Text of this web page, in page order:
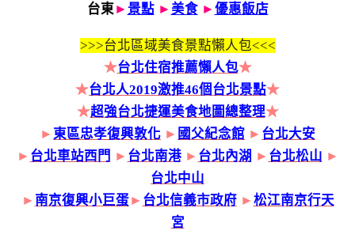
台東► 景點 ► 美食► 優惠飯店
>>>台北區域美食景點懶人包<<<
★台北住宿推薦懶人包★
★台北人2019激推46個台北景點★
★超強台北捷運美食地圖總整理★
► 東區忠孝復興敦化 ► 國父紀念館 ► 台北大安
► 台北車站西門 ► 台北南港 ► 台北內湖 ► 台北松山 ►
台北中山
► 南京復興小巨蛋► 台北信義市政府► 松江南京行天
宮